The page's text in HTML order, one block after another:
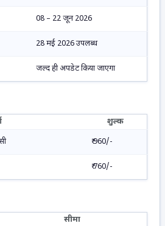
08 – 22 जून 2026
28 मई 2026 उपलब्ध
जल्द ही अपडेट किया जाएगा
शुल्क
₹ 960/-
₹ 760/-
सीमा